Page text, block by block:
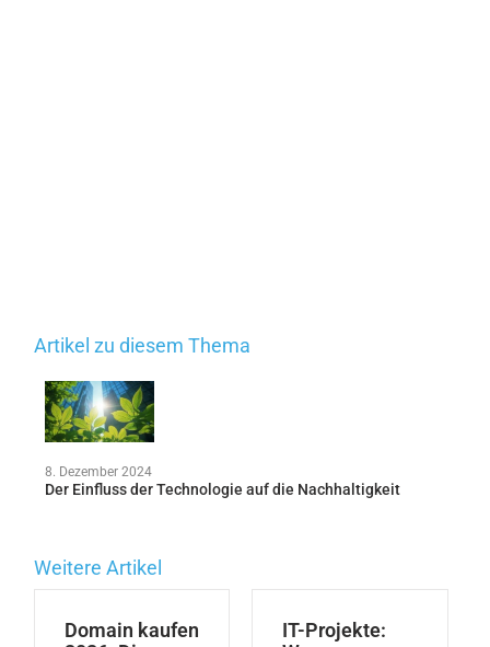
Artikel zu diesem Thema
8. Dezember 2024
Der Einfluss der Technologie auf die Nachhaltigkeit
Weitere Artikel
Domain kaufen
IT-Projekte: